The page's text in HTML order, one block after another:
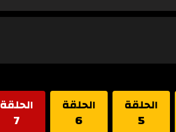
الحلقة
5
الحلقة
6
الحلقة
7